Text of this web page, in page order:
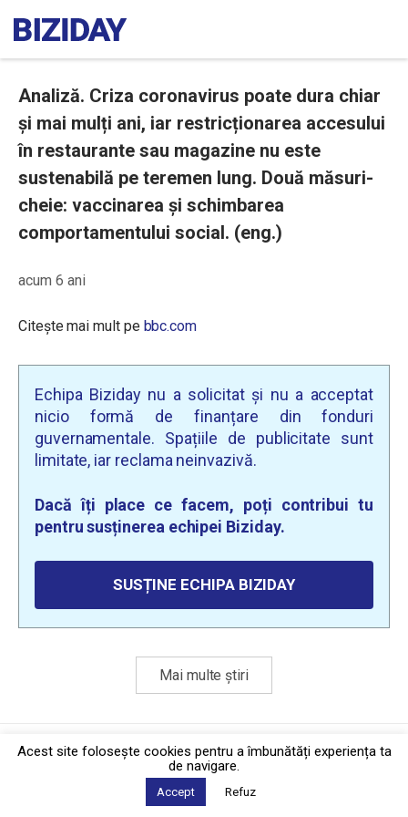
Analiză. Criza coronavirus poate dura chiar
și mai mulți ani, iar restricționarea accesului
în restaurante sau magazine nu este
sustenabilă pe teremen lung. Două măsuri-
cheie: vaccinarea și schimbarea
comportamentului social. (eng.)
acum 6 ani
Citește mai mult pe bbc.com
Echipa Biziday nu a solicitat și nu a acceptat
nicio formă de finanțare din fonduri
guvernamentale. Spațiile de publicitate sunt
limitate, iar reclama neinvazivă.
Dacă îți place ce facem, poți contribui tu
pentru susținerea echipei Biziday.
SUSȚINE ECHIPA BIZIDAY
Mai multe știri
Politica de confidențialitate·Contact
2026 © Biziday
Acest site foloseşte cookies pentru a îmbunătăți experiența ta
de navigare.
Accept Refuz